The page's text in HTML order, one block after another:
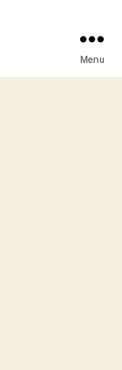
Menu